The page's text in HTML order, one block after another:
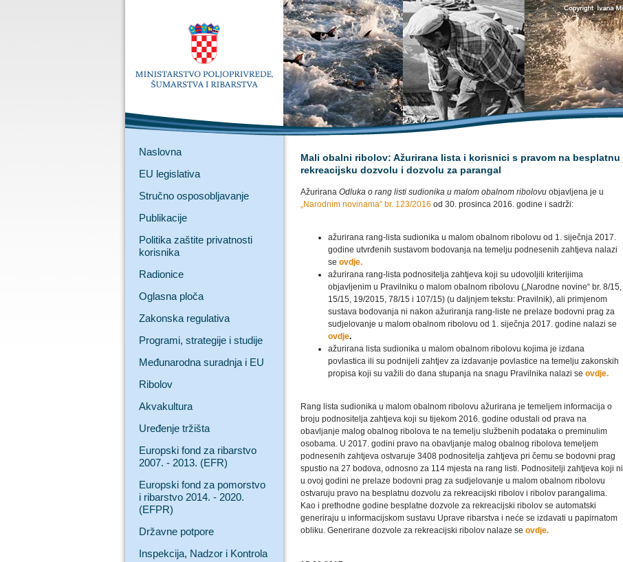
Naslovna
EU legislativa
Stručno osposobljavanje
Publikacije
Politika zaštite privatnosti
korisnika
Radionice
Oglasna ploča
Zakonska regulativa
Programi, strategije i studije
Međunarodna suradnja i EU
Ribolov
Akvakultura
Uređenje tržišta
Europski fond za ribarstvo
2007. - 2013. (EFR)
Europski fond za pomorstvo
i ribarstvo 2014. - 2020.
(EFPR)
Državne potpore
Inspekcija, Nadzor i Kontrola
Mali obalni ribolov: Ažurirana lista i korisnici s pravom na besplatnu
rekreacijsku dozvolu i dozvolu za parangal
Ažurirana Odluka o rang listi sudionika u malom obalnom ribolovu objavljena je u
„Narodnim novinama“ br. 123/2016 od 30. prosinca 2016. godine i sadrži:
ažurirana rang-lista sudionika u malom obalnom ribolovu od 1. siječnja 2017.
godine utvrđenih sustavom bodovanja na temelju podnesenih zahtjeva nalazi
se ovdje.
ažurirana rang-lista podnositelja zahtjeva koji su udovoljili kriterijima
objavljenim u Pravilniku o malom obalnom ribolovu („Narodne novine“ br. 8/15,
15/15, 19/2015, 78/15 i 107/15) (u daljnjem tekstu: Pravilnik), ali primjenom
sustava bodovanja ni nakon ažuriranja rang-liste ne prelaze bodovni prag za
sudjelovanje u malom obalnom ribolovu od 1. siječnja 2017. godine nalazi se
ovdje.
ažurirana lista sudionika u malom obalnom ribolovu kojima je izdana
povlastica ili su podnijeli zahtjev za izdavanje povlastice na temelju zakonskih
propisa koji su važili do dana stupanja na snagu Pravilnika nalazi se ovdje.
Rang lista sudionika u malom obalnom ribolovu ažurirana je temeljem informacija o
broju podnositelja zahtjeva koji su tijekom 2016. godine odustali od prava na
obavljanje malog obalnog ribolova te na temelju službenih podataka o preminulim
osobama. U 2017. godini pravo na obavljanje malog obalnog ribolova temeljem
podnesenih zahtjeva ostvaruje 3408 podnositelja zahtjeva pri čemu se bodovni prag
spustio na 27 bodova, odnosno za 114 mjesta na rang listi. Podnositelji zahtjeva koji ni
u ovoj godini ne prelaze bodovni prag za sudjelovanje u malom obalnom ribolovu
ostvaruju pravo na besplatnu dozvolu za rekreacijski ribolov i ribolov parangalima.
Kao i prethodne godine besplatne dozvole za rekreacijski ribolov se automatski
generiraju u informacijskom sustavu Uprave ribarstva i neće se izdavati u papirnatom
obliku. Generirane dozvole za rekreacijski ribolov nalaze se ovdje.